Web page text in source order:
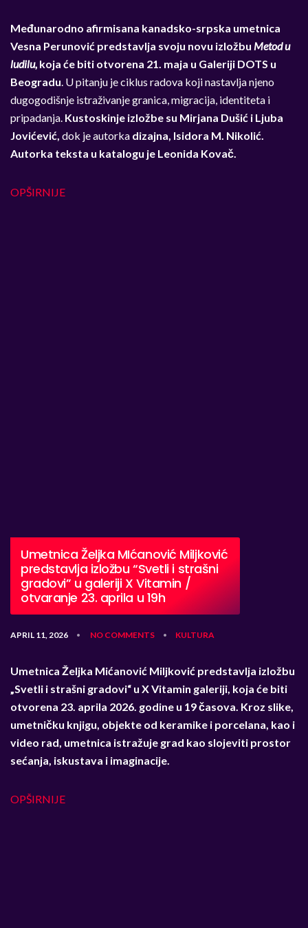
Međunarodno afirmisana kanadsko-srpska umetnica
Vesna Perunović predstavlja svoju novu izložbu Metod u
ludilu, koja će biti otvorena 21. maja u Galeriji DOTS u
Beogradu. U pitanju je ciklus radova koji nastavlja njeno
dugogodišnje istraživanje granica, migracija, identiteta i
pripadanja. Kustoskinje izložbe su Mirjana Dušić i Ljuba
Jovićević, dok je autorka dizajna, Isidora M. Nikolić.
Autorka teksta u katalogu je Leonida Kovač.
OPŠIRNIJE
Umetnica Željka MIćanović Miljković
predstavlja izložbu “Svetli i strašni
gradovi” u galeriji X Vitamin /
otvaranje 23. aprila u 19h
APRIL 11, 2026 • NO COMMENTS • KULTURA
Umetnica Željka Mićanović Miljković predstavlja izložbu
„Svetli i strašni gradovi“ u X Vitamin galeriji, koja će biti
otvorena 23. aprila 2026. godine u 19 časova. Kroz slike,
umetničku knjigu, objekte od keramike i porcelana, kao i
video rad, umetnica istražuje grad kao slojeviti prostor
sećanja, iskustava i imaginacije.
OPŠIRNIJE